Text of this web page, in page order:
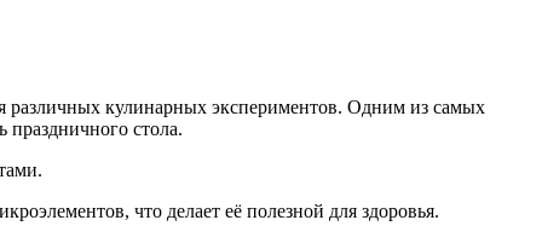
различных кулинарных экспериментов. Одним из самых
праздничного стола.
что делает её полезной для здоровья.